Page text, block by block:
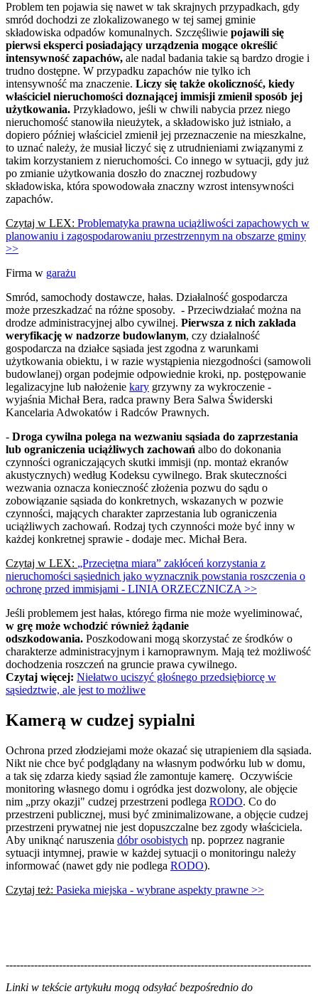
Problem ten pojawia się nawet w tak skrajnych przypadkach, gdy
smród dochodzi ze zlokalizowanego w tej samej gminie
składowiska odpadów komunalnych. Szczęśliwie pojawili się
pierwsi eksperci posiadający urządzenia mogące określić
intensywność zapachów, ale nadal badania takie są bardzo drogie i
trudno dostępne. W przypadku zapachów nie tylko ich
intensywność ma znaczenie. Liczy się także okoliczność, kiedy
właściciel nieruchomości doznającej immisji zmienił sposób jej
użytkowania. Przykładowo, jeśli w chwili nabycia przez niego
nieruchomość stanowiła nieużytek, a składowisko już istniało, a
dopiero później właściciel zmienił jej przeznaczenie na mieszkalne,
to uznać należy, że musiał liczyć się z utrudnieniami związanymi z
takim korzystaniem z nieruchomości. Co innego w sytuacji, gdy już
po zmianie użytkowania doszło do znacznej rozbudowy
składowiska, która spowodowała znaczny wzrost intensywności
zapachów.
Czytaj w LEX: Problematyka prawna uciążliwości zapachowych w
planowaniu i zagospodarowaniu przestrzennym na obszarze gminy
>>
Firma w garażu
Smród, samochody dostawcze, hałas. Działalność gospodarcza
może przeszkadzać na różne sposoby. - Przeciwdziałać można na
drodze administracyjnej albo cywilnej. Pierwsza z nich zakłada
weryfikację w nadzorze budowlanym, czy działalność
gospodarcza na działce sąsiada jest zgodna z warunkami
użytkowania obiektu, i w razie wystąpienia niezgodności (samowoli
budowlanej) organ podejmie odpowiednie kroki, np. postępowanie
legalizacyjne lub nałożenie kary grzywny za wykroczenie -
wyjaśnia Michał Bera, radca prawny Bera Salwa Świderski
Kancelaria Adwokatów i Radców Prawnych.
- Droga cywilna polega na wezwaniu sąsiada do zaprzestania
lub ograniczenia uciążliwych zachowań albo do dokonania
czynności ograniczających skutki immisji (np. montaż ekranów
akustycznych) według Kodeksu cywilnego. Brak skuteczności
wezwania oznacza konieczność złożenia pozwu do sądu o
zobowiązanie sąsiada do konkretnych, wskazanych w pozwie
czynności, mających charakter zaprzestania lub ograniczenia
uciążliwych zachowań. Rodzaj tych czynności może być inny w
każdej konkretnej sprawie - dodaje mec. Michał Bera.
Czytaj w LEX: „Przeciętna miara” zakłóceń korzystania z
nieruchomości sąsiednich jako wyznacznik powstania roszczenia o
ochronę przed immisjami - LINIA ORZECZNICZA >>
Jeśli problemem jest hałas, którego firma nie może wyeliminować,
w grę może wchodzić również żądanie
odszkodowania. Poszkodowani mogą skorzystać ze środków o
charakterze administracyjnym i karnoprawnym. Mają też możliwość
dochodzenia roszczeń na gruncie prawa cywilnego.
Czytaj więcej: Niełatwo uciszyć głośnego przedsiębiorcę w
sąsiedztwie, ale jest to możliwe
Kamerą w cudzej sypialni
Ochrona przed złodziejami może okazać się utrapieniem dla sąsiada.
Nikt nie chce być podglądany na własnym podwórku lub w domu,
a tak się zdarza kiedy sąsiad źle zamontuje kamerę. Oczywiście
monitoring własnego domu i ogródka jest dozwolony, ale objęcie
nim „przy okazji" cudzej przestrzeni podlega RODO. Co do
przestrzeni publicznej, musi być zminimalizowane, a objęcie cudzej
przestrzeni prywatnej nie jest dopuszczalne bez zgody właściciela.
Aby uniknąć naruszenia dóbr osobistych np. poprzez nagranie
sytuacji intymnej, prawie w każdej sytuacji o monitoringu należy
informować (nawet gdy nie podlega RODO).
Czytaj też: Pasieka miejska - wybrane aspekty prawne >>
--------------------------------------------------------------------------------------
Linki w tekście artykułu mogą odsyłać bezpośrednio do